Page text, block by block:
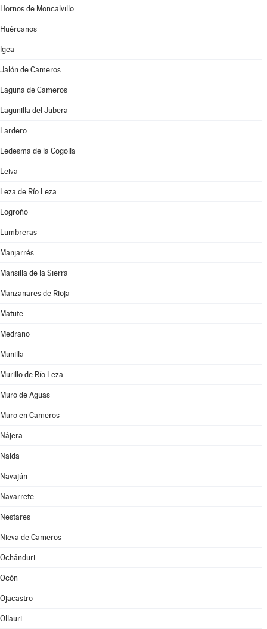
Hornos de Moncalvillo
Huércanos
Igea
Jalón de Cameros
Laguna de Cameros
Lagunilla del Jubera
Lardero
Ledesma de la Cogolla
Leiva
Leza de Río Leza
Logroño
Lumbreras
Manjarrés
Mansilla de la Sierra
Manzanares de Rioja
Matute
Medrano
Munilla
Murillo de Río Leza
Muro de Aguas
Muro en Cameros
Nájera
Nalda
Navajún
Navarrete
Nestares
Nieva de Cameros
Ochánduri
Ocón
Ojacastro
Ollauri